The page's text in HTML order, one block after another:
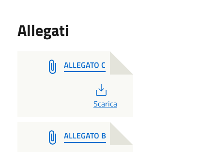
Allegati
ALLEGATO C
PDF
Scarica
ALLEGATO B